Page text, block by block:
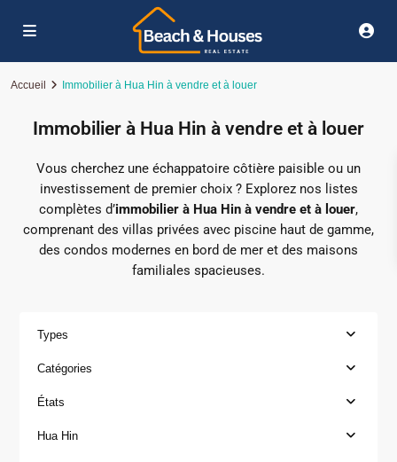
Accueil Immobilier à Hua Hin à vendre et à louer
Immobilier à Hua Hin à vendre et à louer
Vous cherchez une échappatoire côtière paisible ou un
investissement de premier choix ? Explorez nos listes
complètes d’immobilier à Hua Hin à vendre et à louer,
comprenant des villas privées avec piscine haut de gamme,
des condos modernes en bord de mer et des maisons
familiales spacieuses.
Types
Catégories
États
Hua Hin